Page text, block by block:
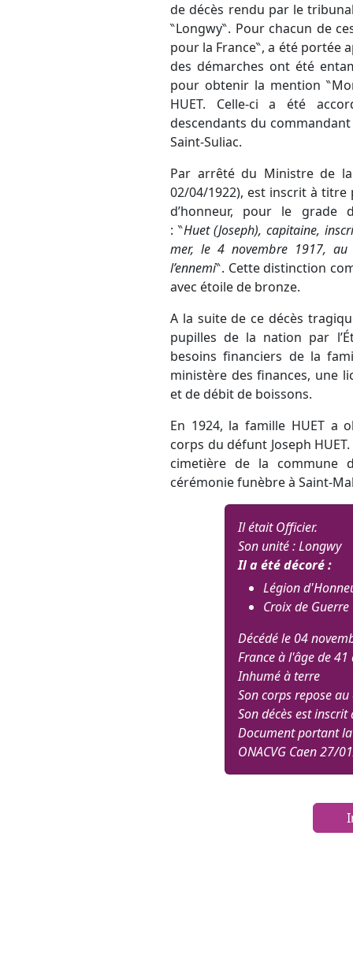
de décès rendu par le
‶Longwy‶. Pour chacun de
pour la France‶, a été portée
des démarches ont été
pour obtenir la mention
HUET. Celle-ci a été
descendants du
Saint-Suliac.
Par arrêté du Ministre de
02/04/1922), est inscrit à
d’honneur, pour le grade
: ‶Huet (Joseph), capitaine,
mer, le 4 novembre 1917,
l’ennemi‶. Cette distinction
avec étoile de bronze.
A la suite de ce décès
pupilles de la nation par
besoins financiers de la
ministère des finances, une
et de débit de boissons.
En 1924, la famille HUET a
corps du défunt Joseph
cimetière de la commune
cérémonie funèbre à Saint-
Il était Officier.
Son unité : Longwy
Il a été décoré :
Légion
Croix de
Décédé le 04
France à l'âge de 41
Inhumé à terre
Son corps repose
Son décès est
Document portant
ONACVG Caen 27/